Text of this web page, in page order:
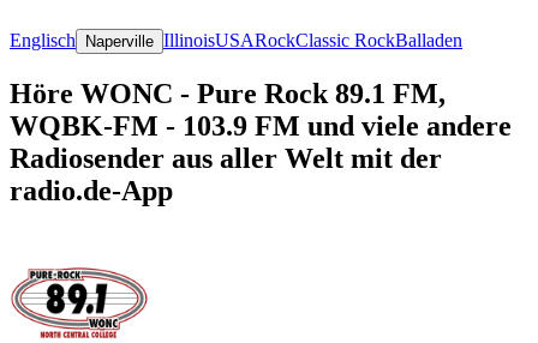
Englisch Naperville IllinoisUSARockClassic RockBalladen
Höre WONC - Pure Rock 89.1 FM,
WQBK-FM - 103.9 FM und viele andere
Radiosender aus aller Welt mit der
radio.de-App